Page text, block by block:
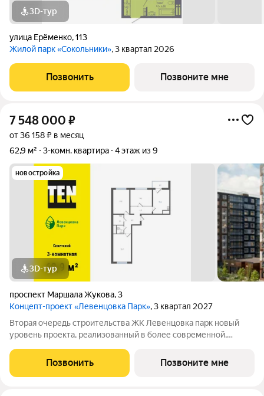
3D-тур
улица Ерёменко,113
Жилой парк «Сокольники», 3 квартал 2026
Позвонить Позвоните мне
7 548 000 ₽
от 36 158 ₽ в месяц
62,9 м²
3-комн. квартира 4 этаж из 9
новостройка
3D-тур
проспект Маршала Жукова,3
Концепт-проект «Левенцовка Парк», 3 квартал 2027
Вторая очередь строительства ЖК Левенцовка парк новый
уровень проекта, реализованный в более современной,
жителях комплекса. Мы полностью изменили подход к
организации пространства для
Позвонить Позвоните мне